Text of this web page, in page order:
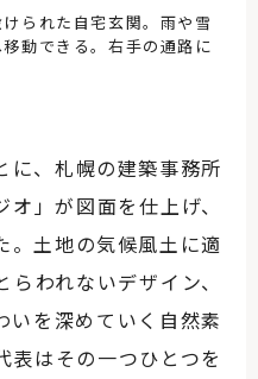
られた自宅玄関。雨や雪
動できる。右手の通路に
に、札幌の建築事務所
オ」が図面を仕上げ、
。土地の気候風土に適
われないデザイン、
いを深めていく自然素
表はその一つひとつを